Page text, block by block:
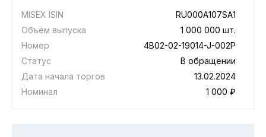
MISEX ISIN
RU000A107SA1
Объём выпуска
1 000 000 шт.
Номер
4B02-02-19014-J-002P
Статус
В обращении
Дата начала торгов
13.02.2024
Номинал
1 000 ₽